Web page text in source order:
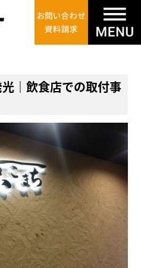
光｜飲食店での取付事